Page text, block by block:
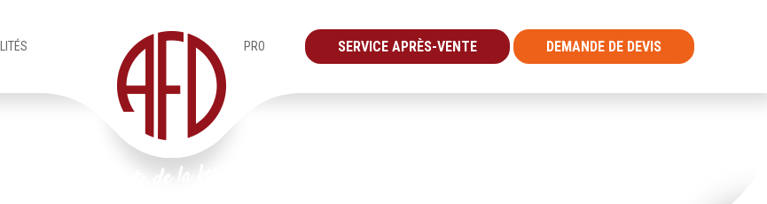
PRO SERVICE APRÈS-VENTE DEMANDE DE DEVIS
Vérandas Plan de travail 9 copie@4x